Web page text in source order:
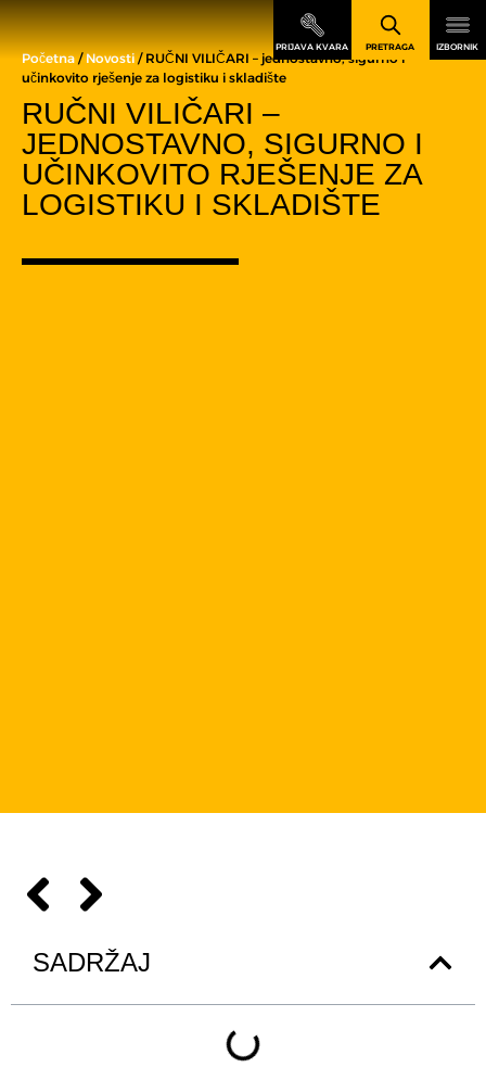
Početna / Novosti / RUČNI VILIČARI – jednostavno, sigurno i
učinkovito rješenje za logistiku i skladište
RUČNI VILIČARI –
JEDNOSTAVNO, SIGURNO I
UČINKOVITO RJEŠENJE ZA
LOGISTIKU I SKLADIŠTE
SADRŽAJ